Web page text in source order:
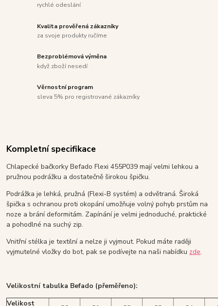
rychlé odeslání
Kvalita prověřená zákazníky
za svoje produkty ručíme
Bezproblémová výměna
když zboží nesedí
Věrnostní program
sleva 5% pro registrované zákazníky
Kompletní specifikace
Chlapecké bačkorky Befado Flexi 455P039 mají velmi lehkou a
pružnou podrážku a dostatečně širokou špičku.
Podrážka je lehká, pružná (Flexi-B systém) a odvětraná. Široká
špička s ochranou proti okopání umožňuje volný pohyb prstům na
noze a brání deformitám. Zapínání je velmi jednoduché, praktické
a pohodlné na suchý zip.
Vnitřní stélka je textilní a nelze ji vyjmout. Pokud máte raději
vyjmutelné vložky do bot, pak se podívejte na naši nabídku zde.
Velikostní tabulka Befado (přeměřeno):
Velikost